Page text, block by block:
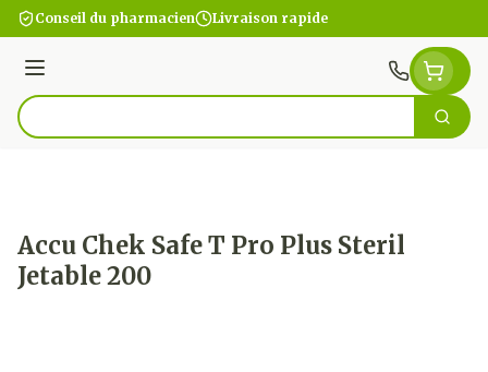
Aller au contenu
Conseil du pharmacien Livraison rapide
Menu
Rechercher
Accu Chek Safe T Pro Plus Steril
Jetable 200